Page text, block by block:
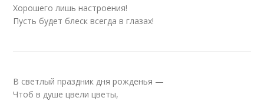
Хорошего лишь настроения!
Пусть будет блеск всегда в глазах!
В светлый праздник дня рожденья —
Чтоб в душе цвели цветы,